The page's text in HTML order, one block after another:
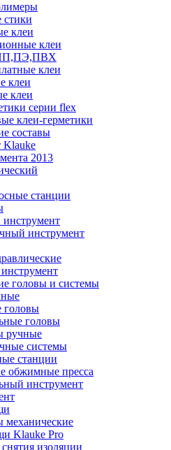
стики
клеи
клеи
клеи
клеи
клеи
серии flex
клеи-герметики
составы
Klauke
2013
станции
инструмент
головы и системы
головы
ручные
системы
станции
обжимные пресса
инструмент
механические
Klauke Pro
изоляции